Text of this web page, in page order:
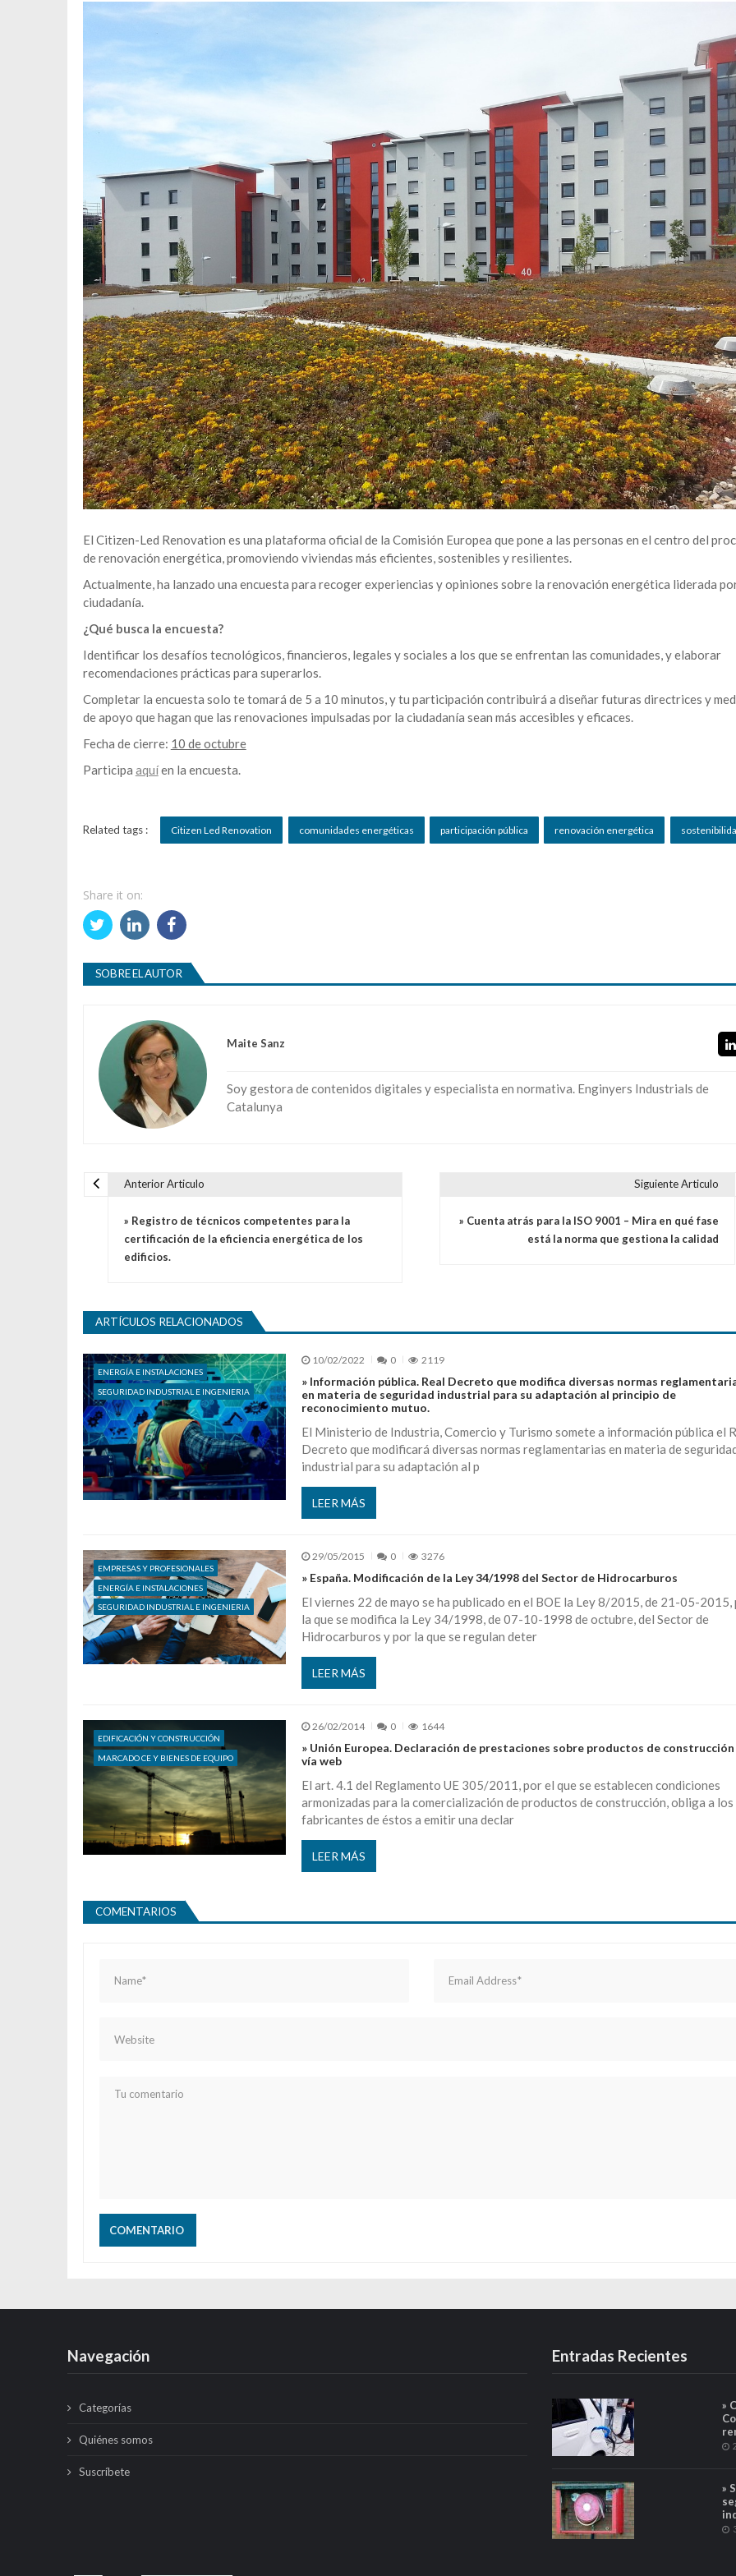
El Citizen-Led Renovation es una plataforma oficial de la Comisión Europea que pone a las personas en el centro del
de renovación energética, promoviendo viviendas más eficientes, sostenibles y resilientes.
Actualmente, ha lanzado una encuesta para recoger experiencias y opiniones sobre la renovación energética liderada
ciudadanía.
¿Qué busca la encuesta?
Identificar los desafíos tecnológicos, financieros, legales y sociales a los que se enfrentan las comunidades, y elaborar
recomendaciones prácticas para superarlos.
Completar la encuesta solo te tomará de 5 a 10 minutos, y tu participación contribuirá a diseñar futuras directrices y
de apoyo que hagan que las renovaciones impulsadas por la ciudadanía sean más accesibles y eficaces.
Fecha de cierre: 10 de octubre
Participa aquíen la encuesta.
Related tags : Citizen Led Renovation comunidades energéticas participación pública renovación energética
Share it on:
SOBRE EL AUTOR
Maite Sanz
Soy gestora de contenidos digitales y especialista en normativa. Enginyers Industrials de
Catalunya
Navegación de entradas
Anterior Articulo
» Registro de técnicos competentes para la
certificación de la eficiencia energética de los
edificios.
Siguiente Articulo
» Cuenta atrás para la ISO 9001 – Mira en qué fase
está la norma que gestiona la calidad
ARTÍCULOS RELACIONADOS
ENERGÍA E INSTALACIONES
SEGURIDAD INDUSTRIAL E INGENIERIA
10/02/2022 0 2119
» Información pública. Real Decreto que modifica diversas normas
en materia de seguridad industrial para su adaptación al principio de
reconocimiento mutuo.
El Ministerio de Industria, Comercio y Turismo somete a información pública el
Decreto que modificará diversas normas reglamentarias en materia de
industrial para su adaptación al p
LEER MÁS
EMPRESAS Y PROFESIONALES
ENERGÍA E INSTALACIONES
SEGURIDAD INDUSTRIAL E INGENIERIA
29/05/2015 0 3276
» España. Modificación de la Ley 34/1998 del Sector de Hidrocarburos
El viernes 22 de mayo se ha publicado en el BOE la Ley 8/2015, de 21-05-2015,
la que se modifica la Ley 34/1998, de 07-10-1998 de octubre, del Sector de
Hidrocarburos y por la que se regulan deter
LEER MÁS
EDIFICACIÓN Y CONSTRUCCIÓN
MARCADO CE Y BIENES DE EQUIPO
26/02/2014 0 1644
» Unión Europea. Declaración de prestaciones sobre productos de
vía web
El art. 4.1 del Reglamento UE 305/2011, por el que se establecen condiciones
armonizadas para la comercialización de productos de construcción, obliga a los
fabricantes de éstos a emitir una declar
LEER MÁS
COMENTARIOS
Navegación
Categorías
Quiénes somos
Suscríbete
Entradas Recientes
»
»